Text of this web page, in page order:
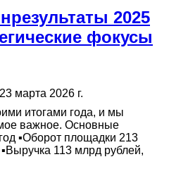
2025
фокусы
23 марта 2026 г.
итогами года, и мы
важное. Основные
▪️Оборот площадки 213
113 млрд рублей,